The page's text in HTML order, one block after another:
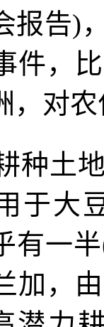
报告)
件，
，对
种土
于大
有一半
加，